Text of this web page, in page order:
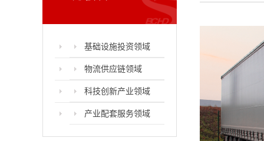
基础设施投资领域
物流供应链领域
科技创新产业领域
产业配套服务领域